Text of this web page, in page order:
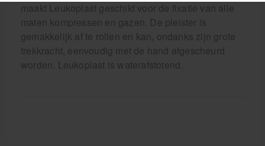
maakt Leukoplast geschikt voor de fixatie van alle
maten kompressen en gazen. De pleister is
gemakkelijk af te rollen en kan, ondanks zijn grote
trekkracht, eenvoudig met de hand afgescheurd
worden. Leukoplast is waterafstotend.